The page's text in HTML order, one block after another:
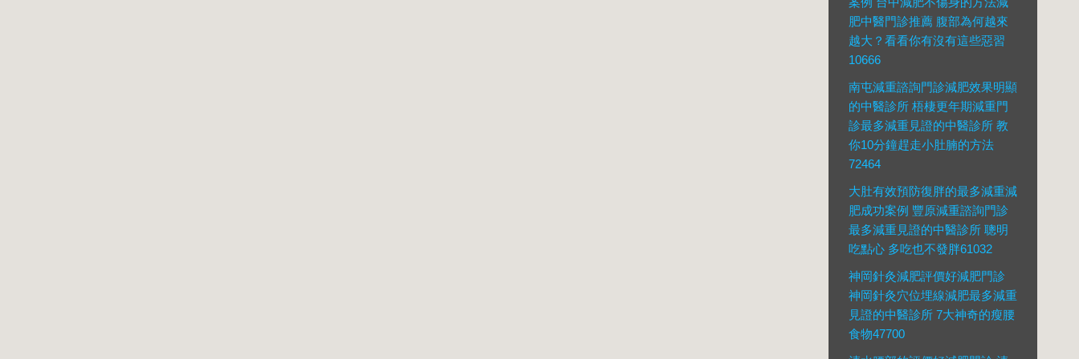
肥中醫門診推薦 腹部為何越來
越大？看看你有沒有這些惡習
10666
南屯減重諮詢門診減肥效果明顯
的中醫診所 梧棲更年期減重門
診最多減重見證的中醫診所 教
你10分鐘趕走小肚腩的方法
72464
大肚有效預防復胖的最多減重減
肥成功案例 豐原減重諮詢門診
最多減重見證的中醫診所 聰明
吃點心 多吃也不發胖61032
神岡針灸減肥評價好減肥門診
神岡針灸穴位埋線減肥最多減重
見證的中醫診所 7大神奇的瘦腰
食物47700